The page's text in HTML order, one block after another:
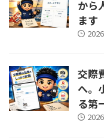
から
ます
交際
へ。
る第